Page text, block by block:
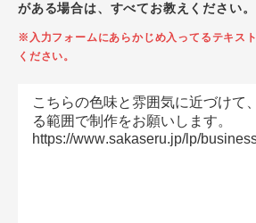
がある場合は、すべてお教えください。
※入力フォームにあらかじめ入ってるテキス
ください。